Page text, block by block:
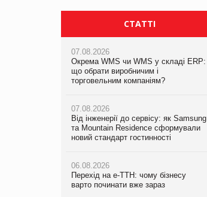
СТАТТІ
07.08.2026
Окрема WMS чи WMS у складі ERP:
що обрати виробничим і
торговельним компаніям?
07.08.2026
Від інженерії до сервісу: як Samsung
та Mountain Residence сформували
новий стандарт гостинності
06.08.2026
Перехід на е-ТТН: чому бізнесу
варто починати вже зараз